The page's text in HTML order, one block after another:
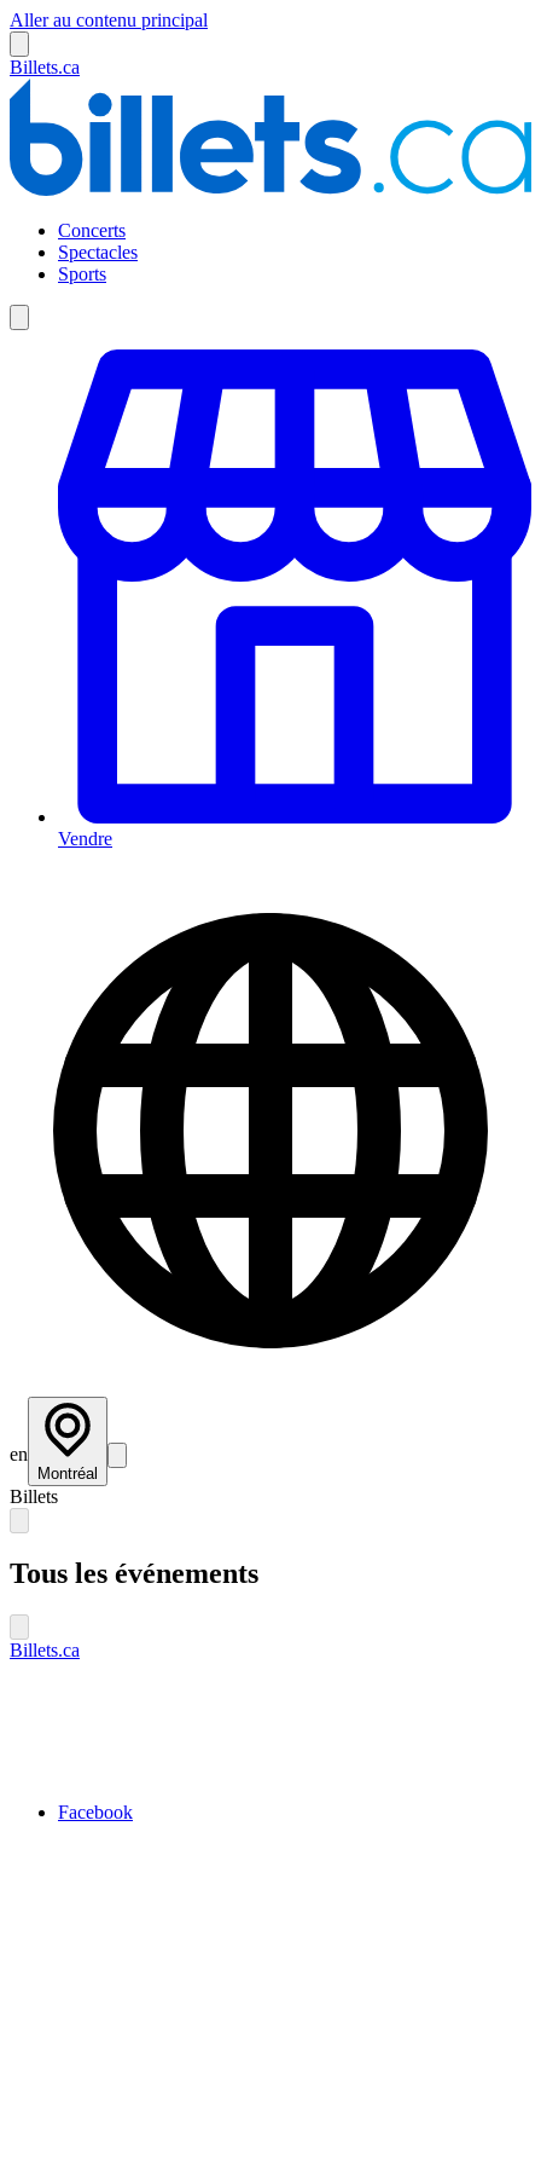
Aller au contenu principal
Billets.ca
Concerts
Spectacles
Sports
Vendre
en
Montréal
Billets
Tous les événements
Billets.ca
Facebook